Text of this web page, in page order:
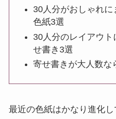
30人分がおしゃれ
色紙3選
30人分のレイアウ
せ書き3選
寄せ書きが大人数な
最近の色紙はかなり進化